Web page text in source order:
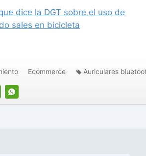
dice la DGT sobre el uso de
sales en bicicleta
WHATSAPP
Ecommerce Auriculares